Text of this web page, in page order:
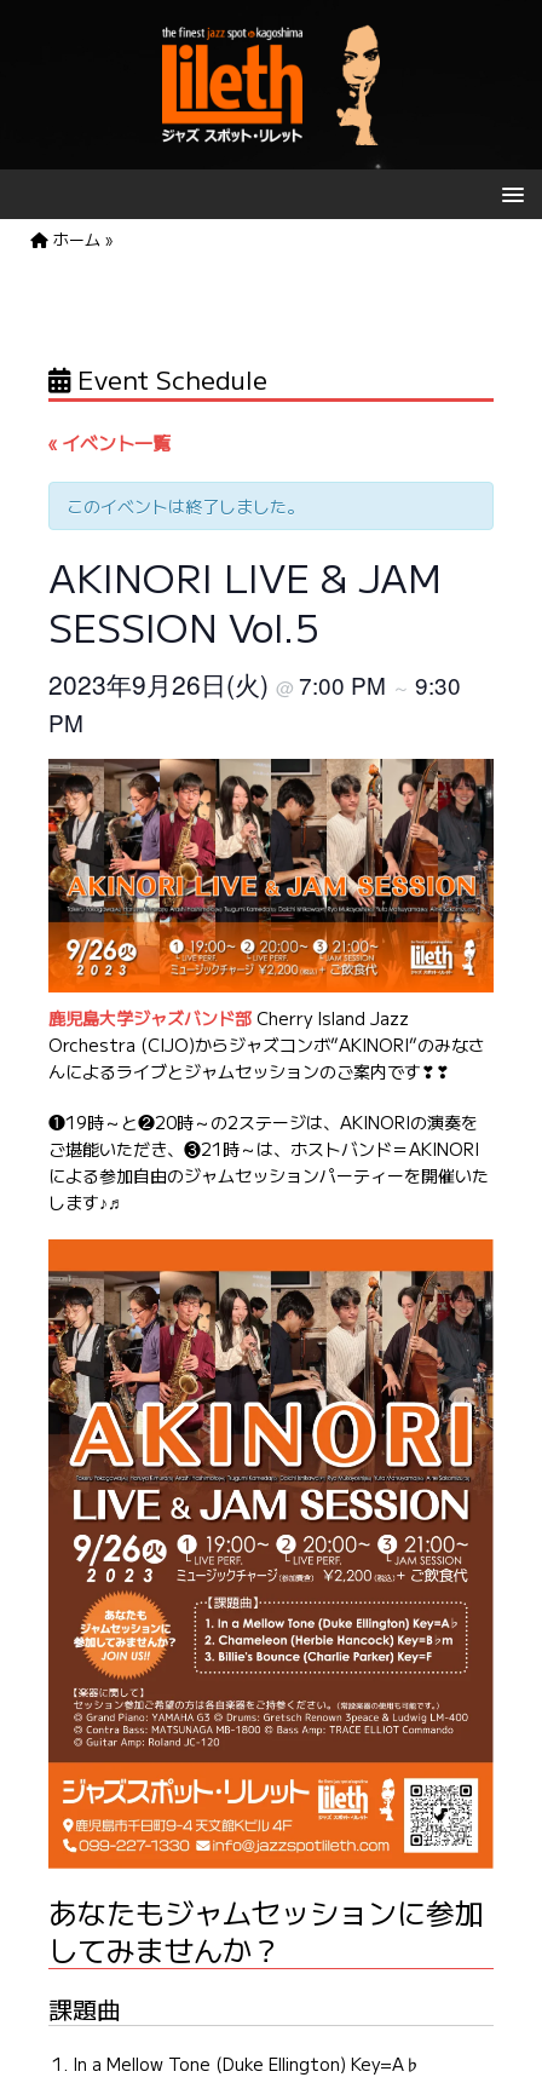
ホーム »
Event Schedule
« イベント一覧
このイベントは終了しました。
AKINORI LIVE & JAM
SESSION Vol.5
2023年9月26日(火) @ 7:00 PM ～ 9:30
PM
鹿児島大学ジャズバンド部 Cherry Island Jazz
Orchestra (CIJO)からジャズコンボ”AKINORI”のみなさ
んによるライブとジャムセッションのご案内です❣❣
❶19時～と❷20時～の2ステージは、AKINORIの演奏を
ご堪能いただき、❸21時～は、ホストバンド＝AKINORI
による参加自由のジャムセッションパーティーを開催いた
します♪♬
あなたもジャムセッションに参加
してみませんか？
課題曲
In a Mellow Tone (Duke Ellington) Key=A♭